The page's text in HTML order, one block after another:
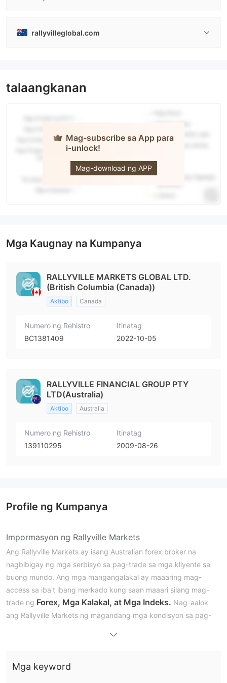
rallyvilleglobal.com
talaangkanan
Mag-subscribe sa App para
i-unlock!
Mag-download ng APP
Mga Kaugnay na Kumpanya
RALLYVILLE MARKETS GLOBAL LTD.
(British Columbia (Canada))
Aktibo Canada
Numero ng Rehistro
BC1381409
Itinatag
2022-10-05
RALLYVILLE FINANCIAL GROUP PTY
LTD(Australia)
Aktibo Australia
Numero ng Rehistro
139110295
Itinatag
2009-08-26
Profile ng Kumpanya
Impormasyon ng Rallyville Markets
Ang Rallyville Markets ay isang Australian forex broker na
nagbibigay ng mga serbisyo sa pag-trade sa mga kliyente sa
buong mundo. Ang mga mangangalakal ay maaaring mag-
access sa iba't ibang merkado kung saan maaari silang mag-
trade ng Forex, Mga Kalakal, at Mga Indeks. Nag-aalok
ang Rallyville Markets ng magandang mga kondisyon sa pag-
mangangalakal. Upang magbukas ng isang trading account sa
Mga keyword